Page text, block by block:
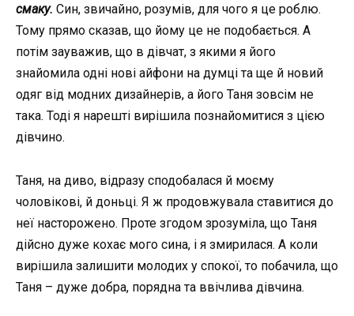
смаку. Син, звичайно, розумів, для чого я це роблю.
Тому прямо сказав, що йому це не подобається. А
потім зауважив, що в дівчат, з якими я його
знайомила одні нові айфони на думці та ще й новий
одяг від модних дизайнерів, а його Таня зовсім не
така. Тоді я нарешті вирішила познайомитися з цією
дівчино.
Таня, на диво, відразу сподобалася й моєму
чоловікові, й доньці. Я ж продовжувала ставитися до
неї насторожено. Проте згодом зрозуміла, що Таня
дійсно дуже кохає мого сина, і я змирилася. А коли
вирішила залишити молодих у спокої, то побачила, що
Таня – дуже добра, порядна та ввічлива дівчина.